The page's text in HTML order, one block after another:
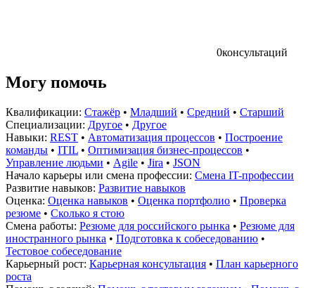
0консультаций
Могу помочь
Квалификации: Стажёр • Младший • Средний • Старший
Специализации: Другое • Другое
Навыки: REST • Автоматизация процессов • Построение
команды • ITIL • Оптимизация бизнес-процессов •
Управление людьми • Agile • Jira • JSON
Начало карьеры или смена профессии: Смена IT-профессии
Развитие навыков: Развитие навыков
Оценка: Оценка навыков • Оценка портфолио • Проверка
резюме • Сколько я стою
Смена работы: Резюме для российского рынка • Резюме для
иностранного рынка • Подготовка к собеседованию •
Тестовое собеседование
Карьерный рост: Карьерная консультация • План карьерного
роста